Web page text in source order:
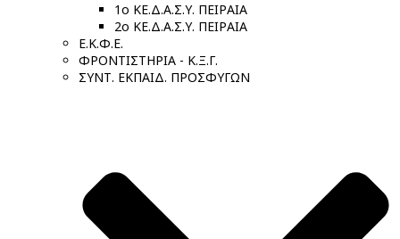
1ο ΚΕ.Δ.Α.Σ.Υ. ΠΕΙΡΑΙΑ
2ο ΚΕ.Δ.Α.Σ.Υ. ΠΕΙΡΑΙΑ
Ε.Κ.Φ.Ε.
ΦΡΟΝΤΙΣΤΗΡΙΑ - Κ.Ξ.Γ.
ΣΥΝΤ. ΕΚΠΑΙΔ. ΠΡΟΣΦΥΓΩΝ